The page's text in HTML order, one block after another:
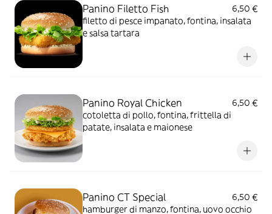
Panino Filetto Fish
6,50 €
filetto di pesce impanato, fontina, insalata
e salsa tartara
Panino Royal Chicken
6,50 €
cotoletta di pollo, fontina, frittella di
patate, insalata e maionese
Panino CT Special
6,50 €
hamburger di manzo, fontina, uovo occhio